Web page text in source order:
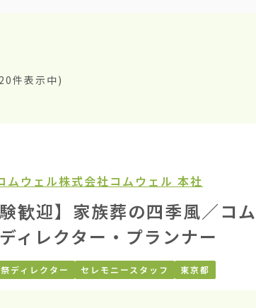
件表示中)
ムウェル株式会社コムウェル 本社
験歓迎】家族葬の四季風／コ
ィレクター・プランナー
ディレクター セレモニースタッフ 東京都